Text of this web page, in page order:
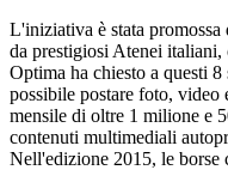
L'iniziativa è stata
da prestigiosi Atenei
Optima ha chiesto a questi
possibile postare foto,
mensile di oltre 1 milione e
contenuti multimediali
Nell'edizione 2015, le borse